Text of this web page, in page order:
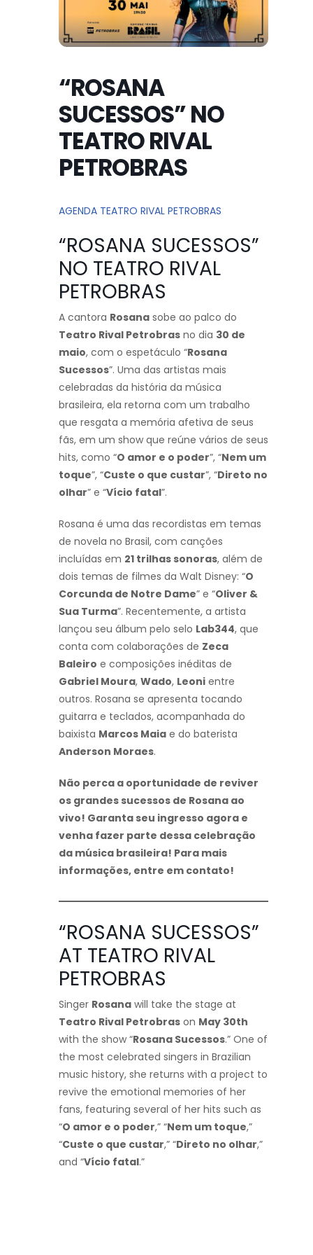
“ROSANA
SUCESSOS” NO
TEATRO RIVAL
PETROBRAS
AGENDA TEATRO RIVAL PETROBRAS
“ROSANA SUCESSOS”
NO TEATRO RIVAL
PETROBRAS
A cantora Rosana sobe ao palco do
Teatro Rival Petrobras no dia 30 de
maio, com o espetáculo “Rosana
Sucessos”. Uma das artistas mais
celebradas da história da música
brasileira, ela retorna com um trabalho
que resgata a memória afetiva de seus
fãs, em um show que reúne vários de seus
hits, como “O amor e o poder”, “Nem um
toque”, “Custe o que custar”, “Direto no
olhar” e “Vício fatal”.
Rosana é uma das recordistas em temas
de novela no Brasil, com canções
incluídas em 21 trilhas sonoras, além de
dois temas de filmes da Walt Disney: “O
Corcunda de Notre Dame” e “Oliver &
Sua Turma”. Recentemente, a artista
lançou seu álbum pelo selo Lab344, que
conta com colaborações de Zeca
Baleiro e composições inéditas de
Gabriel Moura, Wado, Leoni entre
outros. Rosana se apresenta tocando
guitarra e teclados, acompanhada do
baixista Marcos Maia e do baterista
Anderson Moraes.
Não perca a oportunidade de reviver
os grandes sucessos de Rosana ao
vivo! Garanta seu ingresso agora e
venha fazer parte dessa celebração
da música brasileira! Para mais
informações, entre em contato!
“ROSANA SUCESSOS”
AT TEATRO RIVAL
PETROBRAS
Singer Rosana will take the stage at
Teatro Rival Petrobras on May 30th
with the show “Rosana Sucessos.” One of
the most celebrated singers in Brazilian
music history, she returns with a project to
revive the emotional memories of her
fans, featuring several of her hits such as
“O amor e o poder,” “Nem um toque,”
“Custe o que custar,” “Direto no olhar,”
and “Vício fatal.”